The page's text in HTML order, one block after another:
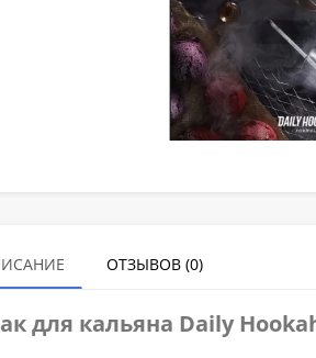
ОТЗЫВОВ (0)
для кальяна Daily